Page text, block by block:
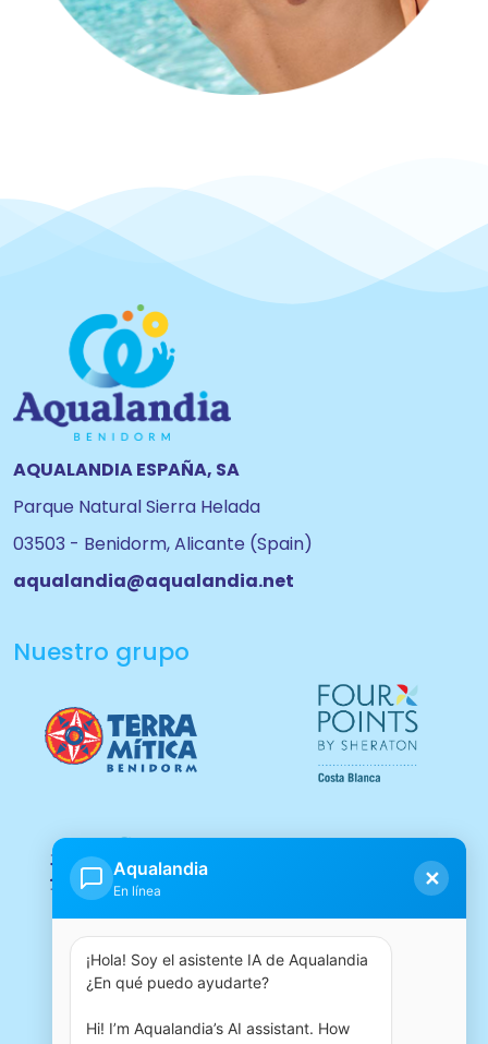
AQUALANDIA ESPAÑA, SA
Parque Natural Sierra Helada
03503 - Benidorm, Alicante (Spain)
aqualandia@aqualandia.net
Nuestro grupo
Aqualandia
En línea
✕
¡Hola! Soy el asistente IA de Aqualandia
¿En qué puedo ayudarte?
Hi! I’m Aqualandia’s AI assistant. How